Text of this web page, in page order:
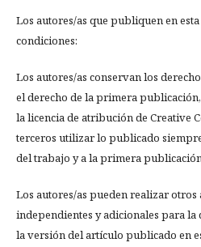
Los autores/as que publiquen en
condiciones:
Los autores/as conservan los
el derecho de la primera
la licencia de atribución de Creative
terceros utilizar lo publicado
del trabajo y a la primera
Los autores/as pueden realizar otros
independientes y adicionales para
la versión del artículo publicado en